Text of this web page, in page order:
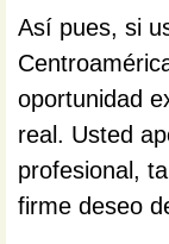
Así pues, si
oportunidad
real. Usted
profesional,
firme deseo